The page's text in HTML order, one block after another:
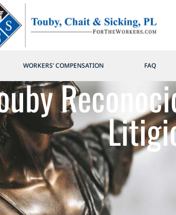
WORKERS’ COMPENSATION FAQ